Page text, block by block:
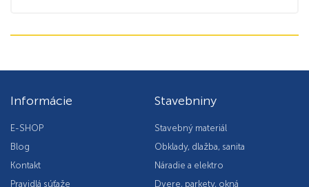
Informácie
E-SHOP
Blog
Kontakt
Pravidlá súťaže
Stavebniny
Stavebný materiál
Obklady, dlažba, sanita
Náradie a elektro
Dvere, parkety, okná